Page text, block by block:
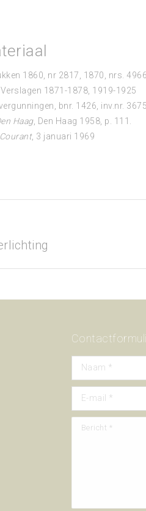
1860, nr 2817, 1870, nrs.
1871-1878, 1919-1925
bnr. 1426, inv.nr. 3675
Haag, Den Haag 1958, p. 111.
, 3 januari 1969
Naam *
E-mail *
Bericht *